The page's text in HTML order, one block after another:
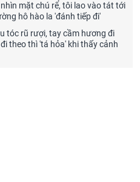
mặt chú rể, tôi lao vào tát tới
hô hào la 'đánh tiếp đi'
tóc rũ rượi, tay cầm hương đi
theo thì 'tá hỏa' khi thấy cảnh